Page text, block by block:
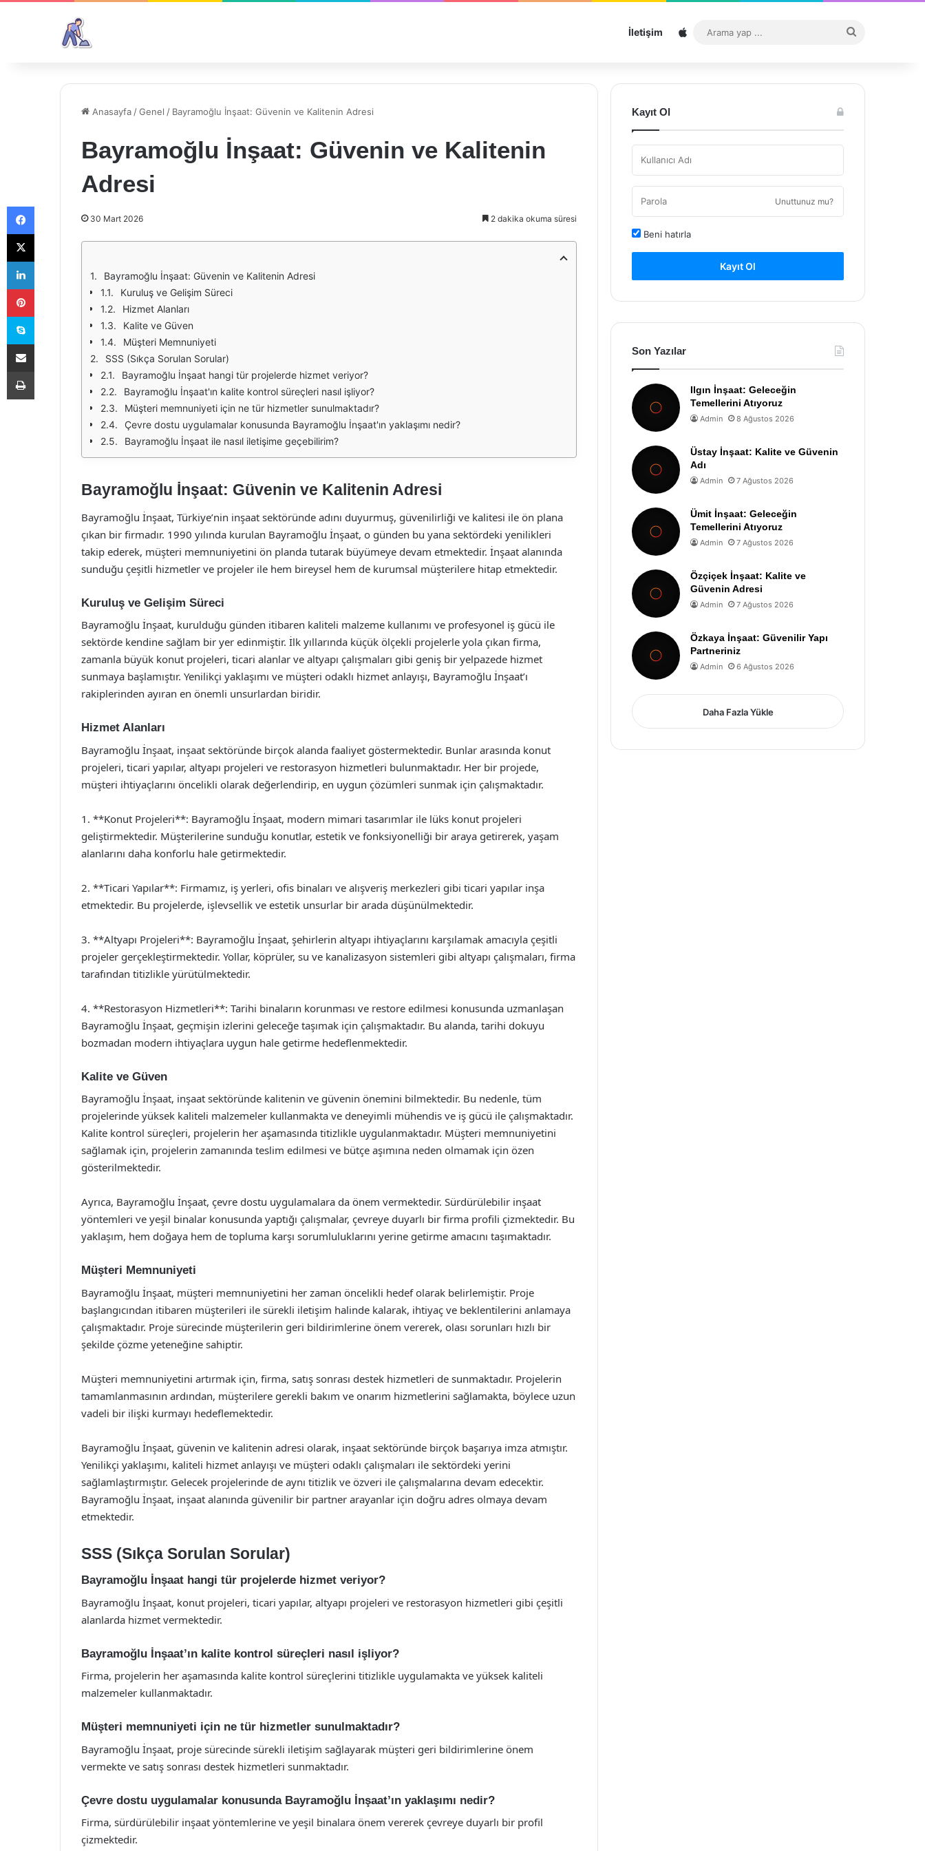
İletişim Sitemap
...
Anasayfa /Genel / Bayramoğlu İnşaat: Güvenin ve Kalitenin Adresi
Bayramoğlu İnşaat: Güvenin ve Kalitenin
Adresi
30 Mart 2026 2 dakika okuma süresi
Bayramoğlu İnşaat: Güvenin ve Kalitenin Adresi
Kuruluş ve Gelişim Süreci
Hizmet Alanları
Kalite ve Güven
Müşteri Memnuniyeti
SSS (Sıkça Sorulan Sorular)
Bayramoğlu İnşaat hangi tür projelerde hizmet veriyor?
Bayramoğlu İnşaat'ın kalite kontrol süreçleri nasıl işliyor?
Müşteri memnuniyeti için ne tür hizmetler sunulmaktadır?
Çevre dostu uygulamalar konusunda Bayramoğlu İnşaat'ın yaklaşımı nedir?
Bayramoğlu İnşaat ile nasıl iletişime geçebilirim?
Bayramoğlu İnşaat: Güvenin ve Kalitenin Adresi
Bayramoğlu İnşaat, Türkiye’nin inşaat sektöründe adını duyurmuş, güvenilirliği ve kalitesi ile ön plana
çıkan bir firmadır. 1990 yılında kurulan Bayramoğlu İnşaat, o günden bu yana sektördeki yenilikleri
takip ederek, müşteri memnuniyetini ön planda tutarak büyümeye devam etmektedir. İnşaat alanında
sunduğu çeşitli hizmetler ve projeler ile hem bireysel hem de kurumsal müşterilere hitap etmektedir.
Kuruluş ve Gelişim Süreci
Bayramoğlu İnşaat, kurulduğu günden itibaren kaliteli malzeme kullanımı ve profesyonel iş gücü ile
sektörde kendine sağlam bir yer edinmiştir. İlk yıllarında küçük ölçekli projelerle yola çıkan firma,
zamanla büyük konut projeleri, ticari alanlar ve altyapı çalışmaları gibi geniş bir yelpazede hizmet
sunmaya başlamıştır. Yenilikçi yaklaşımı ve müşteri odaklı hizmet anlayışı, Bayramoğlu İnşaat’ı
rakiplerinden ayıran en önemli unsurlardan biridir.
Hizmet Alanları
Bayramoğlu İnşaat, inşaat sektöründe birçok alanda faaliyet göstermektedir. Bunlar arasında konut
projeleri, ticari yapılar, altyapı projeleri ve restorasyon hizmetleri bulunmaktadır. Her bir projede,
müşteri ihtiyaçlarını öncelikli olarak değerlendirip, en uygun çözümleri sunmak için çalışmaktadır.
1. **Konut Projeleri**: Bayramoğlu İnşaat, modern mimari tasarımlar ile lüks konut projeleri
geliştirmektedir. Müşterilerine sunduğu konutlar, estetik ve fonksiyonelliği bir araya getirerek, yaşam
alanlarını daha konforlu hale getirmektedir.
2. **Ticari Yapılar**: Firmamız, iş yerleri, ofis binaları ve alışveriş merkezleri gibi ticari yapılar inşa
etmektedir. Bu projelerde, işlevsellik ve estetik unsurlar bir arada düşünülmektedir.
3. **Altyapı Projeleri**: Bayramoğlu İnşaat, şehirlerin altyapı ihtiyaçlarını karşılamak amacıyla çeşitli
projeler gerçekleştirmektedir. Yollar, köprüler, su ve kanalizasyon sistemleri gibi altyapı çalışmaları, firma
tarafından titizlikle yürütülmektedir.
4. **Restorasyon Hizmetleri**: Tarihi binaların korunması ve restore edilmesi konusunda uzmanlaşan
Bayramoğlu İnşaat, geçmişin izlerini geleceğe taşımak için çalışmaktadır. Bu alanda, tarihi dokuyu
bozmadan modern ihtiyaçlara uygun hale getirme hedeflenmektedir.
Kalite ve Güven
Bayramoğlu İnşaat, inşaat sektöründe kalitenin ve güvenin önemini bilmektedir. Bu nedenle, tüm
projelerinde yüksek kaliteli malzemeler kullanmakta ve deneyimli mühendis ve iş gücü ile çalışmaktadır.
Kalite kontrol süreçleri, projelerin her aşamasında titizlikle uygulanmaktadır. Müşteri memnuniyetini
sağlamak için, projelerin zamanında teslim edilmesi ve bütçe aşımına neden olmamak için özen
gösterilmektedir.
Ayrıca, Bayramoğlu İnşaat, çevre dostu uygulamalara da önem vermektedir. Sürdürülebilir inşaat
yöntemleri ve yeşil binalar konusunda yaptığı çalışmalar, çevreye duyarlı bir firma profili çizmektedir. Bu
yaklaşım, hem doğaya hem de topluma karşı sorumluluklarını yerine getirme amacını taşımaktadır.
Müşteri Memnuniyeti
Bayramoğlu İnşaat, müşteri memnuniyetini her zaman öncelikli hedef olarak belirlemiştir. Proje
başlangıcından itibaren müşterileri ile sürekli iletişim halinde kalarak, ihtiyaç ve beklentilerini anlamaya
çalışmaktadır. Proje sürecinde müşterilerin geri bildirimlerine önem vererek, olası sorunları hızlı bir
şekilde çözme yeteneğine sahiptir.
Müşteri memnuniyetini artırmak için, firma, satış sonrası destek hizmetleri de sunmaktadır. Projelerin
tamamlanmasının ardından, müşterilere gerekli bakım ve onarım hizmetlerini sağlamakta, böylece uzun
vadeli bir ilişki kurmayı hedeflemektedir.
Bayramoğlu İnşaat, güvenin ve kalitenin adresi olarak, inşaat sektöründe birçok başarıya imza atmıştır.
Yenilikçi yaklaşımı, kaliteli hizmet anlayışı ve müşteri odaklı çalışmaları ile sektördeki yerini
sağlamlaştırmıştır. Gelecek projelerinde de aynı titizlik ve özveri ile çalışmalarına devam edecektir.
Bayramoğlu İnşaat, inşaat alanında güvenilir bir partner arayanlar için doğru adres olmaya devam
etmektedir.
SSS (Sıkça Sorulan Sorular)
Bayramoğlu İnşaat hangi tür projelerde hizmet veriyor?
Bayramoğlu İnşaat, konut projeleri, ticari yapılar, altyapı projeleri ve restorasyon hizmetleri gibi çeşitli
alanlarda hizmet vermektedir.
Bayramoğlu İnşaat’ın kalite kontrol süreçleri nasıl işliyor?
Firma, projelerin her aşamasında kalite kontrol süreçlerini titizlikle uygulamakta ve yüksek kaliteli
malzemeler kullanmaktadır.
Müşteri memnuniyeti için ne tür hizmetler sunulmaktadır?
Bayramoğlu İnşaat, proje sürecinde sürekli iletişim sağlayarak müşteri geri bildirimlerine önem
vermekte ve satış sonrası destek hizmetleri sunmaktadır.
Çevre dostu uygulamalar konusunda Bayramoğlu İnşaat’ın yaklaşımı nedir?
Firma, sürdürülebilir inşaat yöntemlerine ve yeşil binalara önem vererek çevreye duyarlı bir profil
çizmektedir.
Kayıt Ol
Unuttunuz mu?
Beni hatırla
Kayıt Ol
Son Yazılar
Ilgın İnşaat: Geleceğin
Temellerini Atıyoruz
Admin 8 Ağustos 2026
Üstay İnşaat: Kalite ve Güvenin
Adı
Admin 7 Ağustos 2026
Ümit İnşaat: Geleceğin
Temellerini Atıyoruz
Admin 7 Ağustos 2026
Özçiçek İnşaat: Kalite ve
Güvenin Adresi
Admin 7 Ağustos 2026
Özkaya İnşaat: Güvenilir Yapı
Partneriniz
Admin 6 Ağustos 2026
Daha Fazla Yükle
Facebook
X
LinkedIn
Pinterest
Skype
E-Posta ile paylaş